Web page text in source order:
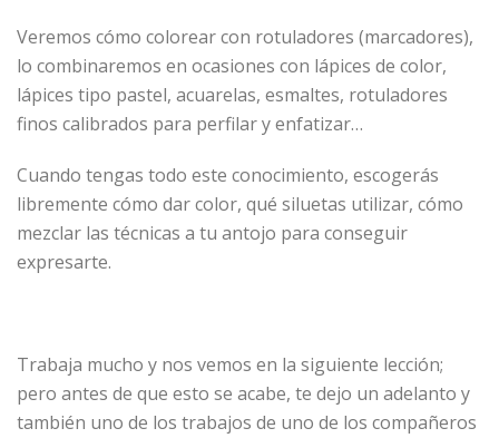
Veremos cómo colorear con rotuladores (marcadores),
lo combinaremos en ocasiones con lápices de color,
lápices tipo pastel, acuarelas, esmaltes, rotuladores
finos calibrados para perfilar y enfatizar…
Cuando tengas todo este conocimiento, escogerás
libremente cómo dar color, qué siluetas utilizar, cómo
mezclar las técnicas a tu antojo para conseguir
expresarte.
Trabaja mucho y nos vemos en la siguiente lección;
pero antes de que esto se acabe, te dejo un adelanto y
también uno de los trabajos de uno de los compañeros